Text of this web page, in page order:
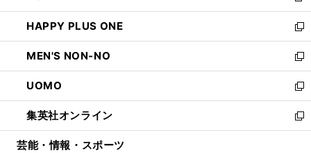
開
く
ウ
で
開
く
ン
ド
ウ
で
開
く
ウ
ィ
ン
ド
ウ
で
開
く
し
い
ウ
ィ
ン
ド
ウ
で
開
HAPPY PLUS ONE
新
し
い
ウ
ィ
ン
ド
ウ
MEN'S NON-NO
新
し
い
ウ
ィ
ン
UOMO
新
し
い
ウ
集英社オンライン
新
し
芸能・情報・スポーツ